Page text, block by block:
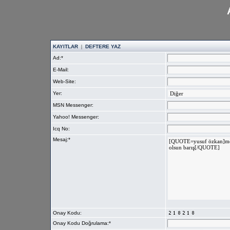
KAYITLAR | DEFTERE YAZ
Ad:*
E-Mail:
Web-Site:
Yer:
MSN Messenger:
Yahoo! Messenger:
Icq No:
Mesaj:*
Onay Kodu:
Onay Kodu Doğrulama:*